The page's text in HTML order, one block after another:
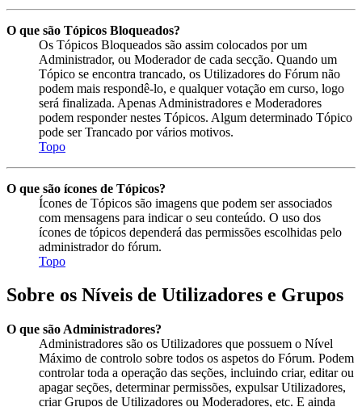
O que são Tópicos Bloqueados?
Os Tópicos Bloqueados são assim colocados por um
Administrador, ou Moderador de cada secção. Quando um
Tópico se encontra trancado, os Utilizadores do Fórum não
podem mais respondê-lo, e qualquer votação em curso, logo
será finalizada. Apenas Administradores e Moderadores
podem responder nestes Tópicos. Algum determinado Tópico
pode ser Trancado por vários motivos.
Topo
O que são ícones de Tópicos?
Ícones de Tópicos são imagens que podem ser associados
com mensagens para indicar o seu conteúdo. O uso dos
ícones de tópicos dependerá das permissões escolhidas pelo
administrador do fórum.
Topo
Sobre os Níveis de Utilizadores e Grupos
O que são Administradores?
Administradores são os Utilizadores que possuem o Nível
Máximo de controlo sobre todos os aspetos do Fórum. Podem
controlar toda a operação das seções, incluindo criar, editar ou
apagar seções, determinar permissões, expulsar Utilizadores,
criar Grupos de Utilizadores ou Moderadores, etc. E ainda